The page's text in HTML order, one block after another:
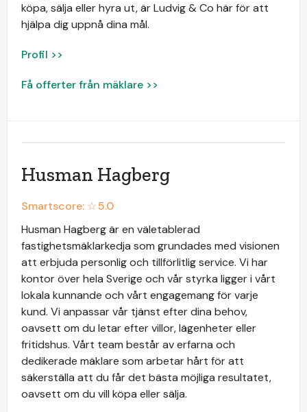
köpa, sälja eller hyra ut, är Ludvig & Co här för att
hjälpa dig uppnå dina mål.
Profil >>
Få offerter från mäklare >>
Husman Hagberg
Smartscore: ☆5.0
Husman Hagberg är en väletablerad
fastighetsmäklarkedja som grundades med visionen
att erbjuda personlig och tillförlitlig service. Vi har
kontor över hela Sverige och vår styrka ligger i vårt
lokala kunnande och vårt engagemang för varje
kund. Vi anpassar vår tjänst efter dina behov,
oavsett om du letar efter villor, lägenheter eller
fritidshus. Vårt team består av erfarna och
dedikerade mäklare som arbetar hårt för att
säkerställa att du får det bästa möjliga resultatet,
oavsett om du vill köpa eller sälja.